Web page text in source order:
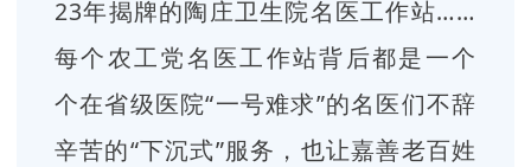
23年揭牌的陶庄卫生院名医工作站……
每个农工党名医工作站背后都是一个
个在省级医院“一号难求”的名医们不辞
辛苦的“下沉式”服务，也让嘉善老百姓